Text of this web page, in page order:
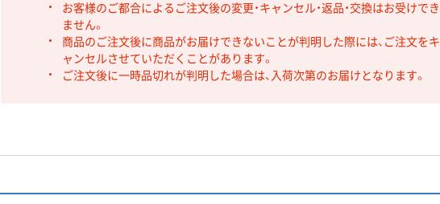
お客様のご都合によるご注文後の変更・キャンセル・返品・交換はお受けでき
ません。
商品のご注文後に商品がお届けできないことが判明した際には、ご注文をキ
ャンセルさせていただくことがあります。
ご注文後に一時品切れが判明した場合は、入荷次第のお届けとなります。